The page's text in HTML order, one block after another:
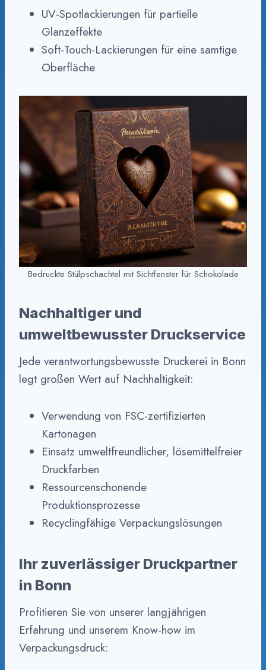
UV-Spotlackierungen für partielle
Glanzeffekte
Soft-Touch-Lackierungen für eine samtige
Oberfläche
Bedruckte Stülpschachtel mit Sichtfenster für Schokolade
Nachhaltiger und
umweltbewusster Druckservice
Jede verantwortungsbewusste Druckerei in Bonn
legt großen Wert auf Nachhaltigkeit:
Verwendung von FSC-zertifizierten
Kartonagen
Einsatz umweltfreundlicher, lösemittelfreier
Druckfarben
Ressourcenschonende
Produktionsprozesse
Recyclingfähige Verpackungslösungen
Ihr zuverlässiger Druckpartner
in Bonn
Profitieren Sie von unserer langjährigen
Erfahrung und unserem Know-how im
Verpackungsdruck: